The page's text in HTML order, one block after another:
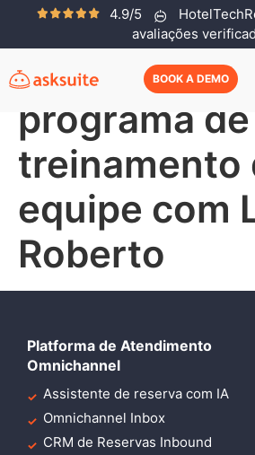
4.9/5
avaliações
BOOK A DEMO
Hotel Cast
Como
programa de
treinamento
equipe com
Roberto
Platforma de Atendimento
Omnichannel
Assistente de reserva com IA
Omnichannel Inbox
CRM de Reservas Inbound